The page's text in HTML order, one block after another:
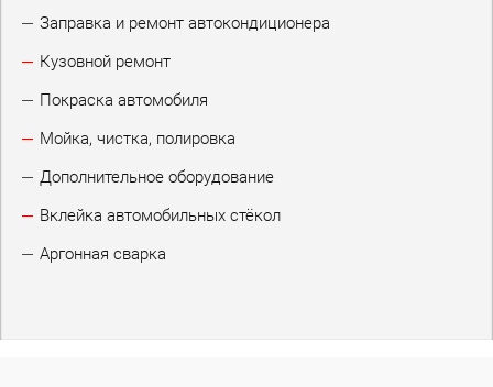
Заправка и ремонт автокондиционера
Кузовной ремонт
Покраска автомобиля
Мойка, чистка, полировка
Дополнительное оборудование
Вклейка автомобильных стёкол
Аргонная сварка